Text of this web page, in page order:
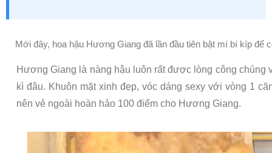
Mới đây, hoa hậu Hương Giang đã lần đầu tiên bật mí bí kíp để
Hương Giang là nàng hậu luôn rất được lòng công chúng
kì đâu. Khuôn mặt xinh đẹp, vóc dáng sexy với vòng 1
nên vẻ ngoài hoàn hảo 100 điểm cho Hương Giang.